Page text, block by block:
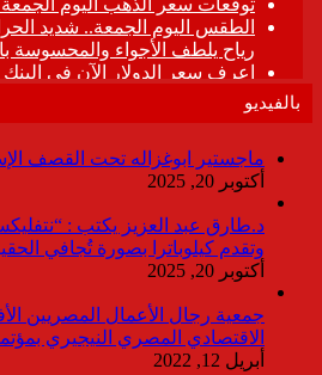
بالفيديو
ماجستير ابوغزاله تحت القصف
أكتوبر 20, 2025
د.طارق عبد العزيز يكتب :
وتقدم كيلوباترا بصورة تُجافي
أكتوبر 20, 2025
جمعية رجال الأعمال المصريين
الاقتصادي المصري النيجيري
أبريل 12, 2022